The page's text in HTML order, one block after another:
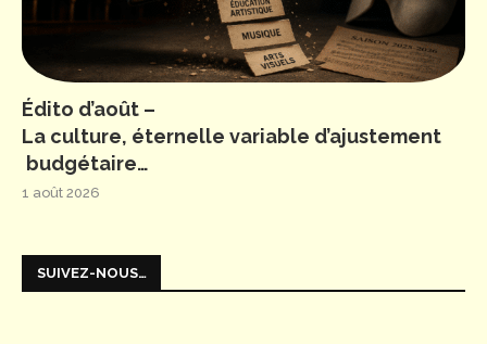
Édito d’août –
La culture, éternelle variable d’ajustement
budgétaire…
1 août 2026
SUIVEZ-NOUS…